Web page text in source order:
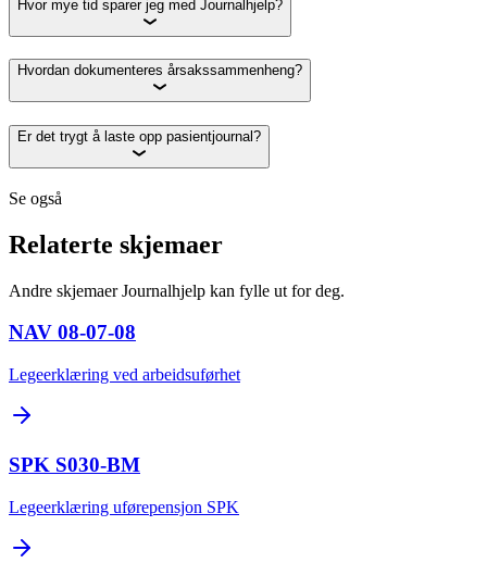
Hvor mye tid sparer jeg med Journalhjelp?
Hvordan dokumenteres årsakssammenheng?
Er det trygt å laste opp pasientjournal?
Se også
Relaterte skjemaer
Andre skjemaer Journalhjelp kan fylle ut for deg.
NAV 08-07-08
Legeerklæring ved arbeidsuførhet
SPK S030-BM
Legeerklæring uførepensjon SPK